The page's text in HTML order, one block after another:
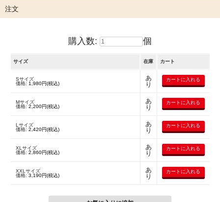
注文
購入数: 個
サイズ 在庫 カート
Sサイズ
価格: 1,980円(税込)
あ
り
Mサイズ
価格:2,200円(税込)
あ
り
Lサイズ
価格: 2,420円(税込)
あ
り
XLサイズ
価格: 2,860円(税込)
あ
り
XXLサイズ
価格:3,190円(税込)
あ
り